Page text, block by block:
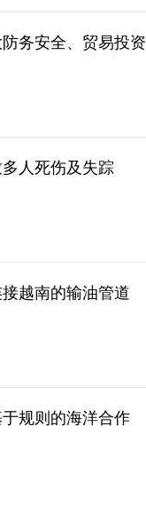
务安全、贸易投资
人死伤及失踪
越南的输油管道
规则的海洋合作